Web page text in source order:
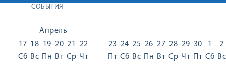
СОБЫТИЯ
Апрель
17
Сб
18
Вс
19
Пн
20
Вт
21
Ср
22
Чт
23
Пт
24
Сб
25
Вс
26
Пн
27
Вт
28
Ср
29
Чт
30
Пт
1
Сб
2
Вс